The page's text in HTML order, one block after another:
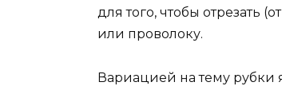
для того, чтобы отрезать
или проволоку.
Вариацией на тему рубки